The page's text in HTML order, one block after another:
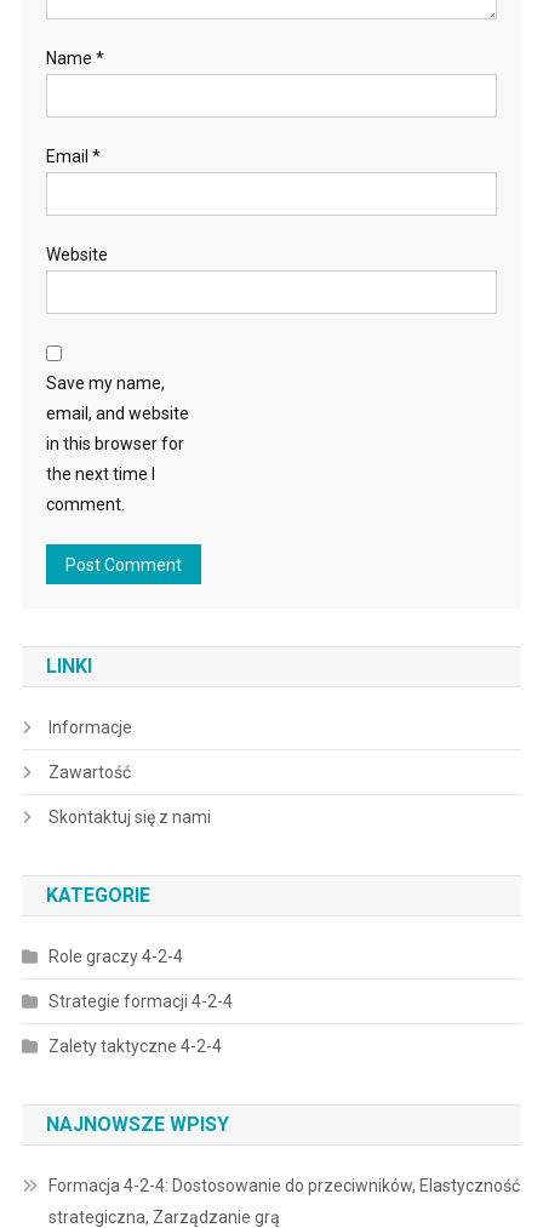
Name *
Email *
Website
Save my name,
email, and website
in this browser for
the next time I
comment.
LINKI
Informacje
Zawartość
Skontaktuj się z nami
KATEGORIE
Role graczy 4-2-4
Strategie formacji 4-2-4
Zalety taktyczne 4-2-4
NAJNOWSZE WPISY
Formacja 4-2-4: Dostosowanie do przeciwników, Elastyczność
strategiczna, Zarządzanie grą